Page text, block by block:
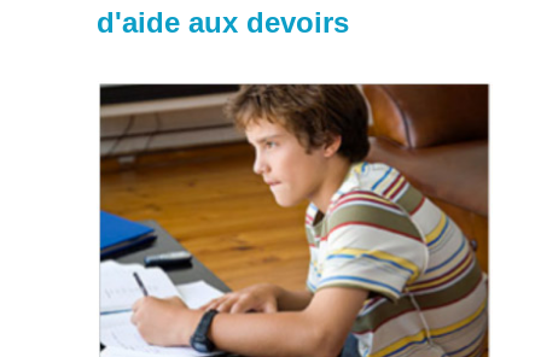
d'aide aux devoirs